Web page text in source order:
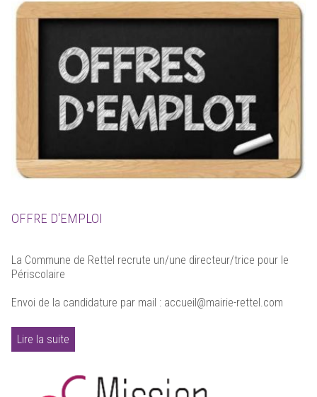
OFFRE D'EMPLOI
La Commune de Rettel recrute un/une directeur/trice pour le
Périscolaire
Envoi de la candidature par mail : accueil@mairie-rettel.com
Lire la suite